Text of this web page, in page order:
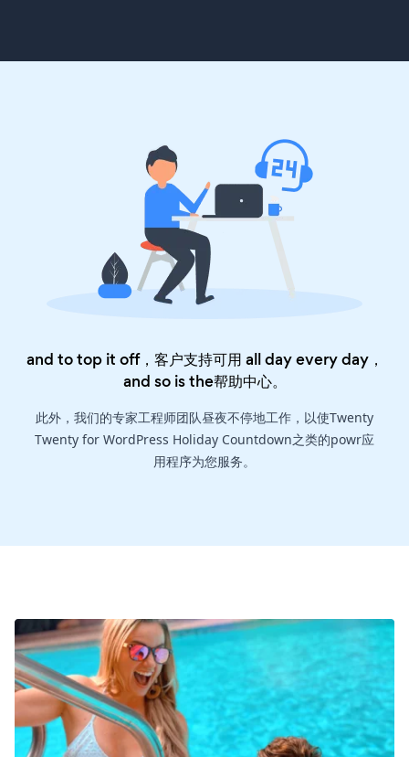
and to top it off，客户支持可用 all day every day，
and so is the帮助中心。
此外，我们的专家工程师团队昼夜不停地工作，以使Twenty
Twenty for WordPress Holiday Countdown之类的powr应
用程序为您服务。